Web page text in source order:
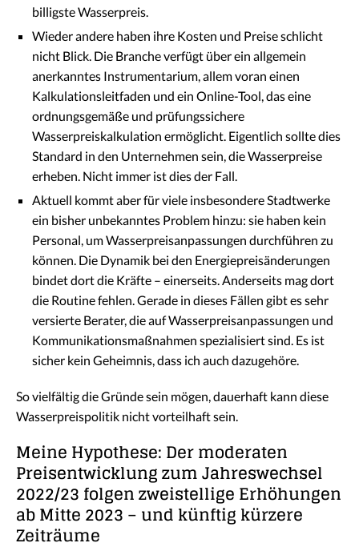
billigste Wasserpreis.
Wieder andere haben ihre Kosten und Preise schlicht
nicht Blick. Die Branche verfügt über ein allgemein
anerkanntes Instrumentarium, allem voran einen
Kalkulationsleitfaden und ein Online-Tool, das eine
ordnungsgemäße und prüfungssichere
Wasserpreiskalkulation ermöglicht. Eigentlich sollte dies
Standard in den Unternehmen sein, die Wasserpreise
erheben. Nicht immer ist dies der Fall.
Aktuell kommt aber für viele insbesondere Stadtwerke
ein bisher unbekanntes Problem hinzu: sie haben kein
Personal, um Wasserpreisanpassungen durchführen zu
können. Die Dynamik bei den Energiepreisänderungen
bindet dort die Kräfte – einerseits. Anderseits mag dort
die Routine fehlen. Gerade in dieses Fällen gibt es sehr
versierte Berater, die auf Wasserpreisanpassungen und
Kommunikationsmaßnahmen spezialisiert sind. Es ist
sicher kein Geheimnis, dass ich auch dazugehöre.
So vielfältig die Gründe sein mögen, dauerhaft kann diese
Wasserpreispolitik nicht vorteilhaft sein.
Meine Hypothese: Der moderaten
Preisentwicklung zum Jahreswechsel
2022/23 folgen zweistellige Erhöhungen
ab Mitte 2023 – und künftig kürzere
Zeiträume